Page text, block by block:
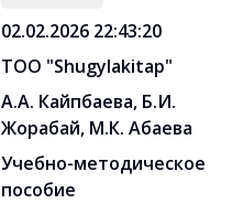
02.02.2026 22:43:20
ТОО "Shugylakіtap"
А.А. Кайпбаева, Б.И.
Жорабай, М.К. Абаева
Учебно-методическое
пособие